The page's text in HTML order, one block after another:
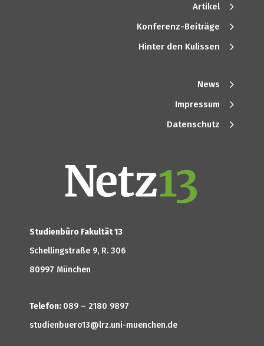
Artikel
Konferenz-Beiträge
Hinter den Kulissen
News
Impressum
Datenschutz
Studienbüro Fakultät 13
Schellingstraße 9, R. 306
80997 München
Telefon: 089 – 2180 9897
studienbuero13@lrz.uni-muenchen.de